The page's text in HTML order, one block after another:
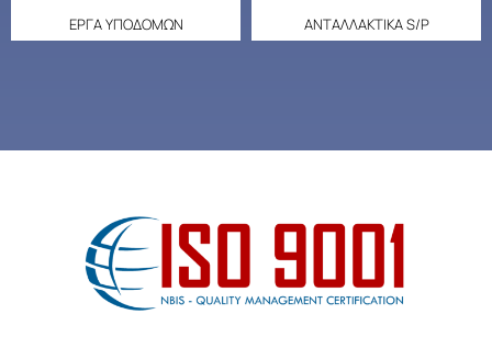
ΕΡΓΑ ΥΠΟΔΟΜΩΝ ΑΝΤΑΛΛΑΚΤΙΚΑ S/P